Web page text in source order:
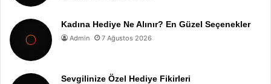
Kadına Hediye Ne Alınır? En Güzel Seçenekler
Admin 7 Ağustos 2026
Sevgilinize Özel Hediye Fikirleri